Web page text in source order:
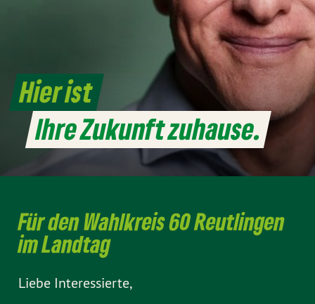
Hier ist
Ihre Zukunft zuhause.
Für den Wahlkreis 60 Reutlingen
im Landtag
Liebe Interessierte,